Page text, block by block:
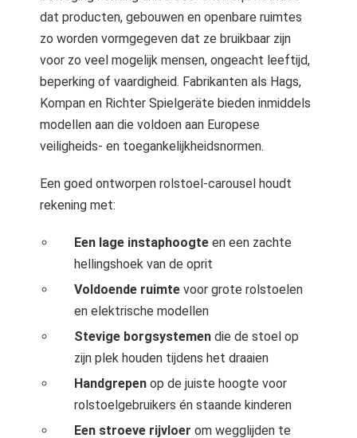
dat producten, gebouwen en openbare ruimtes
zo worden vormgegeven dat ze bruikbaar zijn
voor zo veel mogelijk mensen, ongeacht leeftijd,
beperking of vaardigheid. Fabrikanten als Hags,
Kompan en Richter Spielgeräte bieden inmiddels
modellen aan die voldoen aan Europese
veiligheids- en toegankelijkheidsnormen.
Een goed ontworpen rolstoel-carousel houdt
rekening met:
Een lage instaphoogte en een zachte
hellingshoek van de oprit
Voldoende ruimte voor grote rolstoelen
en elektrische modellen
Stevige borgsystemen die de stoel op
zijn plek houden tijdens het draaien
Handgrepen op de juiste hoogte voor
rolstoelgebruikers én staande kinderen
Een stroeve rijvloer om wegglijden te